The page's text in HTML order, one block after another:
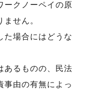
ークノーペイの原
せん。
た場合にはどうな
あるものの、民法
事由の有無によっ